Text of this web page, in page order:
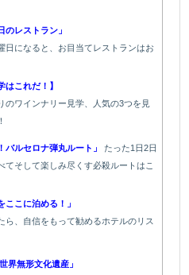
のレストラン」
日になると、お目当てレストランはお
はこれだ！】
のワインナリー見学、人気の3つを見
バルセロナ弾丸ルート」 たった1 日2日
てそして楽しみ尽くす必殺ルートはこ
ここに泊める！」
ら、自信をもって勧めるホテルのリス
界無形文化遺産」